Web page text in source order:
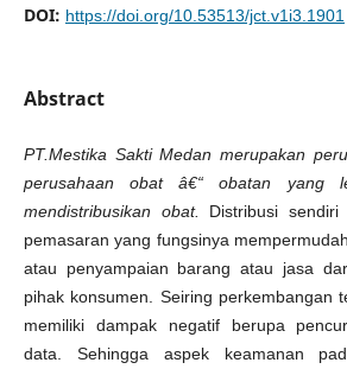
DOI: https://doi.org/10.53513/jct.v1i3.1901
Abstract
PT.Mestika Sakti Medan merupakan
perusahaan obat â€“ obatan yang
mendistribusikan obat.
Distribusi sendiri
pemasaran yang fungsinya
atau penyampaian barang atau jasa
pihak konsumen. Seiring perkembangan
memiliki dampak negatif berupa
data. Sehingga aspek keamanan